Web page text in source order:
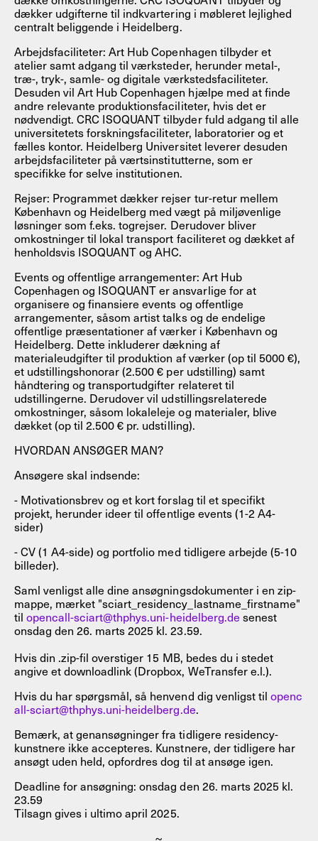
dækker udgifterne til indkvartering i møbleret lejlighed
centralt beliggende i Heidelberg.
Arbejdsfaciliteter: Art Hub Copenhagen tilbyder et
atelier samt adgang til værksteder, herunder metal-,
træ-, tryk-, samle- og digitale værkstedsfaciliteter.
Desuden vil Art Hub Copenhagen hjælpe med at finde
andre relevante produktionsfaciliteter, hvis det er
nødvendigt. CRC ISOQUANT tilbyder fuld adgang til alle
universitetets forskningsfaciliteter, laboratorier og et
fælles kontor. Heidelberg Universitet leverer desuden
arbejdsfaciliteter på værtsinstitutterne, som er
specifikke for selve institutionen.
Rejser: Programmet dækker rejser tur-retur mellem
København og Heidelberg med vægt på miljøvenlige
løsninger som f.eks. togrejser. Derudover bliver
omkostninger til lokal transport faciliteret og dækket af
henholdsvis ISOQUANT og AHC.
Events og offentlige arrangementer: Art Hub
Copenhagen og ISOQUANT er ansvarlige for at
organisere og finansiere events og offentlige
arrangementer, såsom artist talks og de endelige
offentlige præsentationer af værker i København og
Heidelberg. Dette inkluderer dækning af
materialeudgifter til produktion af værker (op til 5000 €),
et udstillingshonorar (2.500 € per udstilling) samt
håndtering og transportudgifter relateret til
udstillingerne. Derudover vil udstillingsrelaterede
omkostninger, såsom lokaleleje og materialer, blive
dækket (op til 2.500 € pr. udstilling).
HVORDAN ANSØGER MAN?
Ansøgere skal indsende:
- Motivationsbrev og et kort forslag til et specifikt
projekt, herunder ideer til offentlige events (1-2 A4-
sider)
- CV (1 A4-side) og portfolio med tidligere arbejde (5-10
billeder).
Saml venligst alle dine ansøgningsdokumenter i en zip-
mappe, mærket "sciart_residency_lastname_firstname"
tilopencall-sciart@thphys.uni-heidelberg.de senest
onsdag den 26. marts 2025 kl. 23.59.
Hvis din .zip-fil overstiger 15 MB, bedes du i stedet
angive et downloadlink (Dropbox, WeTransfer e.l.).
Hvis du har spørgsmål, så henvend dig venligst til openc
all-sciart@thphys.uni-heidelberg.de.
Bemærk, at genansøgninger fra tidligere residency-
kunstnere ikke accepteres. Kunstnere, der tidligere har
ansøgt uden held, opfordres dog til at ansøge igen.
Deadline for ansøgning: onsdag den 26. marts 2025 kl.
23.59
Tilsagn gives i ultimo april 2025.
~